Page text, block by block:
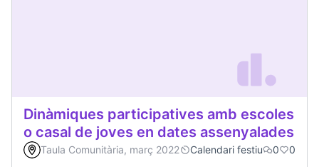
Dinàmiques participatives amb escoles
o casal de joves en dates assenyalades
Taula Comunitària, març 2022 Calendari festiu 0 0